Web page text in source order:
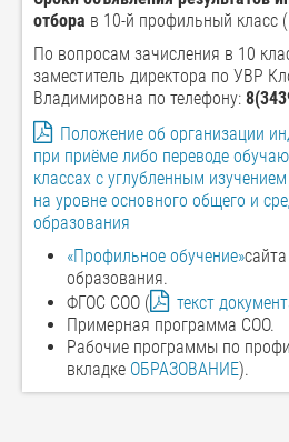
отбора в 10-й профильный класс
По вопросам зачисления в 10
заместитель директора по УВР
Владимировна по телефону:
Положение об организации
при приёме либо переводе
классах с углубленным
на уровне основного общего и
образования
«Профильное обучение»
образования.
ФГОС СОО (
текст
Примерная программа СОО.
Рабочие программы по
вкладке ОБРАЗОВАНИЕ).